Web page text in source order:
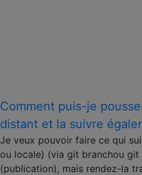
Comment puis-je
distant et la suivre
Je veux pouvoir faire ce qui
ou locale) (via git branchou
(publication), mais rendez-la